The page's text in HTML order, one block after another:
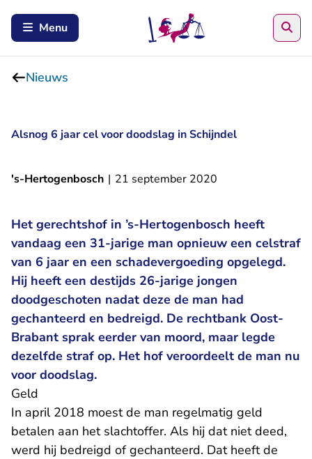
Menu
Nieuws
Alsnog 6 jaar cel voor doodslag in Schijndel
's-Hertogenbosch | 21 september 2020
Het gerechtshof in ’s-Hertogenbosch heeft
vandaag een 31-jarige man opnieuw een celstraf
van 6 jaar en een schadevergoeding opgelegd.
Hij heeft een destijds 26-jarige jongen
doodgeschoten nadat deze de man had
gechanteerd en bedreigd. De rechtbank Oost-
Brabant sprak eerder van moord, maar legde
dezelfde straf op. Het hof veroordeelt de man nu
voor doodslag.
Geld
In april 2018 moest de man regelmatig geld
betalen aan het slachtoffer. Als hij dat niet deed,
werd hij bedreigd of gechanteerd. Dat heeft de